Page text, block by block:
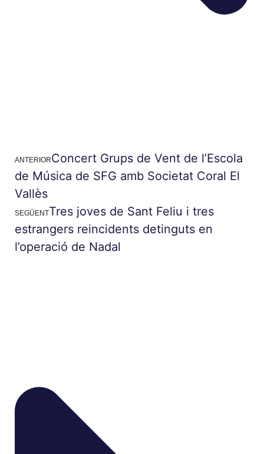
ANTERIORConcert Grups de Vent de l’Escola
de Música de SFG amb Societat Coral El
Vallès
SEGÜENTTres joves de Sant Feliu i tres
estrangers reincidents detinguts en
l’operació de Nadal